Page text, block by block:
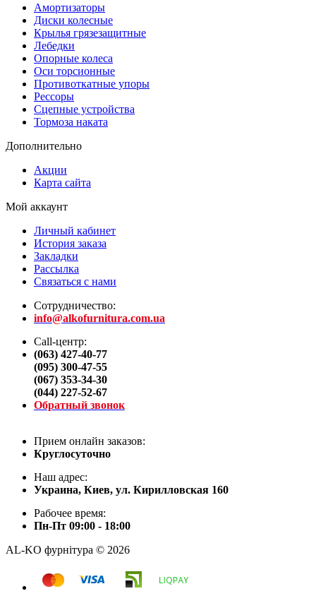
Амортизаторы
Диски колесные
Крылья грязезащитные
Лебедки
Опорные колеса
Оси торсионные
Противоткатные упоры
Рессоры
Сцепные устройства
Тормоза наката
Дополнительно
Акции
Карта сайта
Мой аккаунт
Личный кабинет
История заказа
Закладки
Рассылка
Связаться с нами
Сотрудничество:
info@alkofurnitura.com.ua
Call-центр:
(063) 427-40-77
(095) 300-47-55
(067) 353-34-30
(044) 227-52-67
Обратный звонок
Прием онлайн заказов:
Круглосуточно
Наш адрес:
Украина, Киев, ул. Кирилловская 160
Рабочее время:
Пн-Пт 09:00 - 18:00
AL-KO фурнітура © 2026